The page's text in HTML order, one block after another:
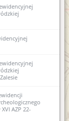
AZP 22-